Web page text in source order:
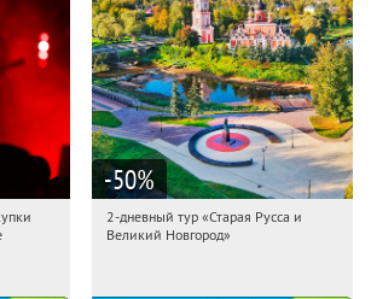
-50%
00:52:11 Купили:
2-дневный тур «Старая Русса и
Великий Новгород»